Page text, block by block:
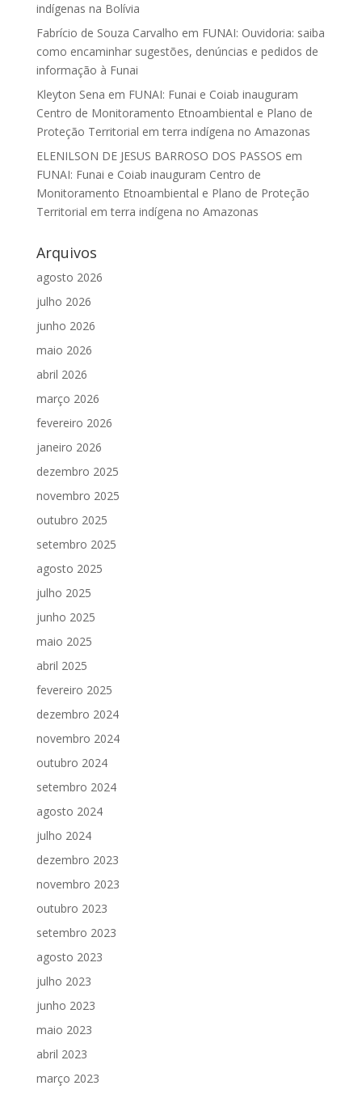
indígenas na Bolívia
Fabrício de Souza Carvalho em FUNAI: Ouvidoria: saiba
como encaminhar sugestões, denúncias e pedidos de
informação à Funai
Kleyton Sena em FUNAI: Funai e Coiab inauguram
Centro de Monitoramento Etnoambiental e Plano de
Proteção Territorial em terra indígena no Amazonas
ELENILSON DE JESUS BARROSO DOS PASSOS em
FUNAI: Funai e Coiab inauguram Centro de
Monitoramento Etnoambiental e Plano de Proteção
Territorial em terra indígena no Amazonas
Arquivos
agosto 2026
julho 2026
junho 2026
maio 2026
abril 2026
março 2026
fevereiro 2026
janeiro 2026
dezembro 2025
novembro 2025
outubro 2025
setembro 2025
agosto 2025
julho 2025
junho 2025
maio 2025
abril 2025
fevereiro 2025
dezembro 2024
novembro 2024
outubro 2024
setembro 2024
agosto 2024
julho 2024
dezembro 2023
novembro 2023
outubro 2023
setembro 2023
agosto 2023
julho 2023
junho 2023
maio 2023
abril 2023
março 2023